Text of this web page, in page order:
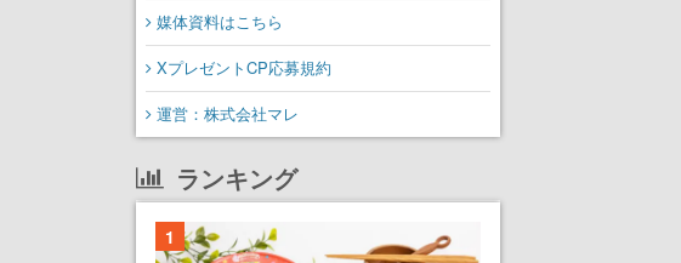
媒体資料はこちら
XプレゼントCP応募規約
運営：株式会社マレ
ランキング
1